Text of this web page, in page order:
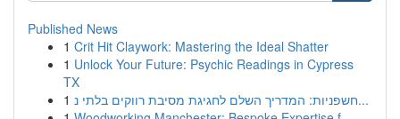
Published News
1 Crit Hit Claywork: Mastering the Ideal Shatter
1 Unlock Your Future: Psychic Readings in Cypress
TX
1
חשפניות: המדריך השלם לחגיגת מסיבת רווקים בלתי נ...